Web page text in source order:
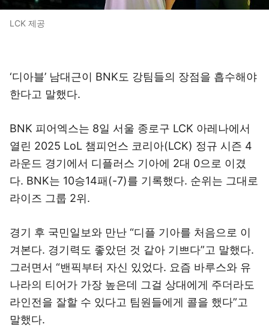
LCK 제공
‘디아블’ 남대근이 BNK도 강팀들의 장점을 흡수해야
한다고 말했다.
BNK 피어엑스는 8일 서울 종로구 LCK 아레나에서
열린 2025 LoL 챔피언스 코리아(LCK) 정규 시즌 4
라운드 경기에서 디플러스 기아에 2대 0으로 이겼
다. BNK는 10승14패(-7)를 기록했다. 순위는 그대로
라이즈 그룹 2위.
경기 후 국민일보와 만난 “디플 기아를 처음으로 이
겨본다. 경기력도 좋았던 것 같아 기쁘다”고 말했다.
그러면서 “밴픽부터 자신 있었다. 요즘 바루스와 유
나라의 티어가 가장 높은데 그걸 상대에게 주더라도
라인전을 잘할 수 있다고 팀원들에게 콜을 했다”고
말했다.